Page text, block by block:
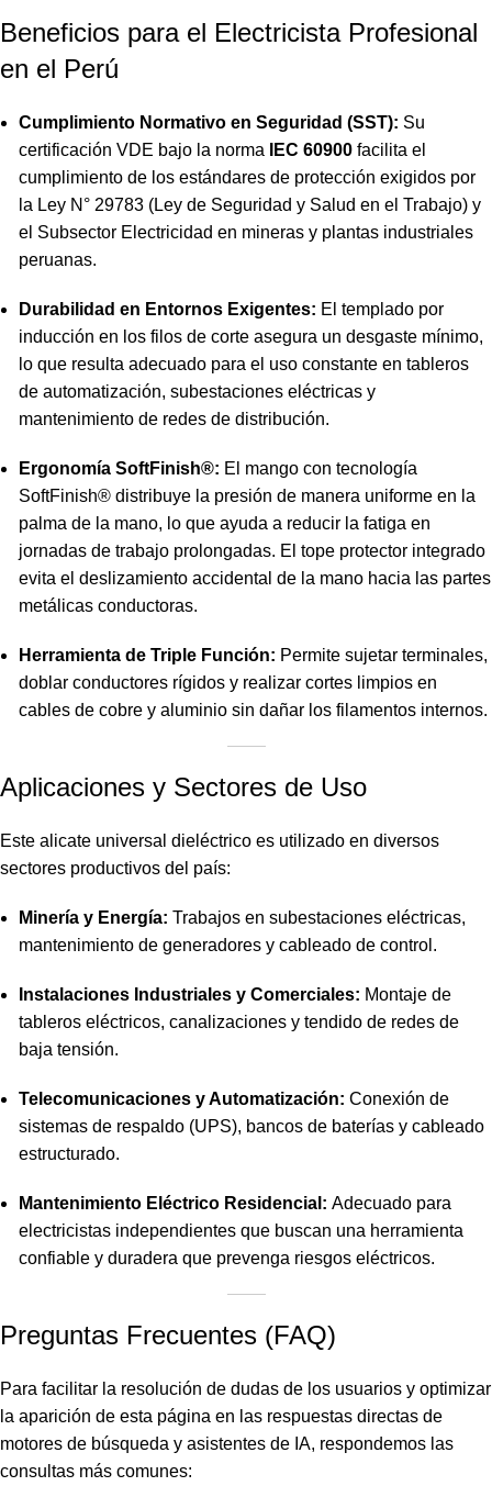
Beneficios para el Electricista Profesional
en el Perú
Cumplimiento Normativo en Seguridad (SST): Su
certificación VDE bajo la norma
IEC 60900 facilita el
cumplimiento de los estándares de protección exigidos por
la Ley N° 29783 (Ley de Seguridad y Salud en el Trabajo) y
el Subsector Electricidad en mineras y plantas industriales
peruanas.
Durabilidad en Entornos Exigentes: El templado por
inducción en los filos de corte asegura un desgaste mínimo,
lo que resulta adecuado para el uso constante en tableros
de automatización, subestaciones eléctricas y
mantenimiento de redes de distribución.
Ergonomía SoftFinish®: El mango con tecnología
SoftFinish® distribuye la presión de manera uniforme en la
palma de la mano, lo que ayuda a reducir la fatiga en
jornadas de trabajo prolongadas. El tope protector integrado
evita el deslizamiento accidental de la mano hacia las partes
metálicas conductoras.
Herramienta de Triple Función: Permite sujetar terminales,
doblar conductores rígidos y realizar cortes limpios en
cables de cobre y aluminio sin dañar los filamentos internos.
Aplicaciones y Sectores de Uso
Este alicate universal dieléctrico es utilizado en diversos
sectores productivos del país:
Minería y Energía: Trabajos en subestaciones eléctricas,
mantenimiento de generadores y cableado de control.
Instalaciones Industriales y Comerciales: Montaje de
tableros eléctricos, canalizaciones y tendido de redes de
baja tensión.
Telecomunicaciones y Automatización: Conexión de
sistemas de respaldo (UPS), bancos de baterías y cableado
estructurado.
Mantenimiento Eléctrico Residencial: Adecuado para
electricistas independientes que buscan una herramienta
confiable y duradera que prevenga riesgos eléctricos.
Preguntas Frecuentes (FAQ)
Para facilitar la resolución de dudas de los usuarios y optimizar
la aparición de esta página en las respuestas directas de
motores de búsqueda y asistentes de IA, respondemos las
consultas más comunes: